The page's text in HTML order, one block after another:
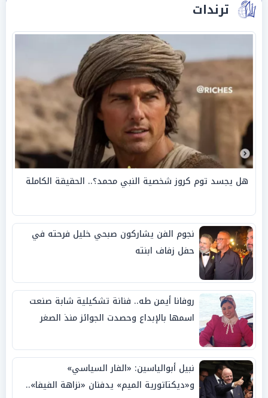
ترندات
هل يجسد توم كروز شخصية النبي محمد؟.. الحقيقة الكاملة
نجوم الفن يشاركون صبحي خليل فرحته في
حفل زفاف ابنته
روفانا أيمن طه.. فنانة تشكيلية شابة صنعت
اسمها بالإبداع وحصدت الجوائز منذ الصغر
نبيل أبوالياسين: «الفار السياسي»
و«ديكتاتورية الميم» يدفنان «نزاهة الفيفا»..